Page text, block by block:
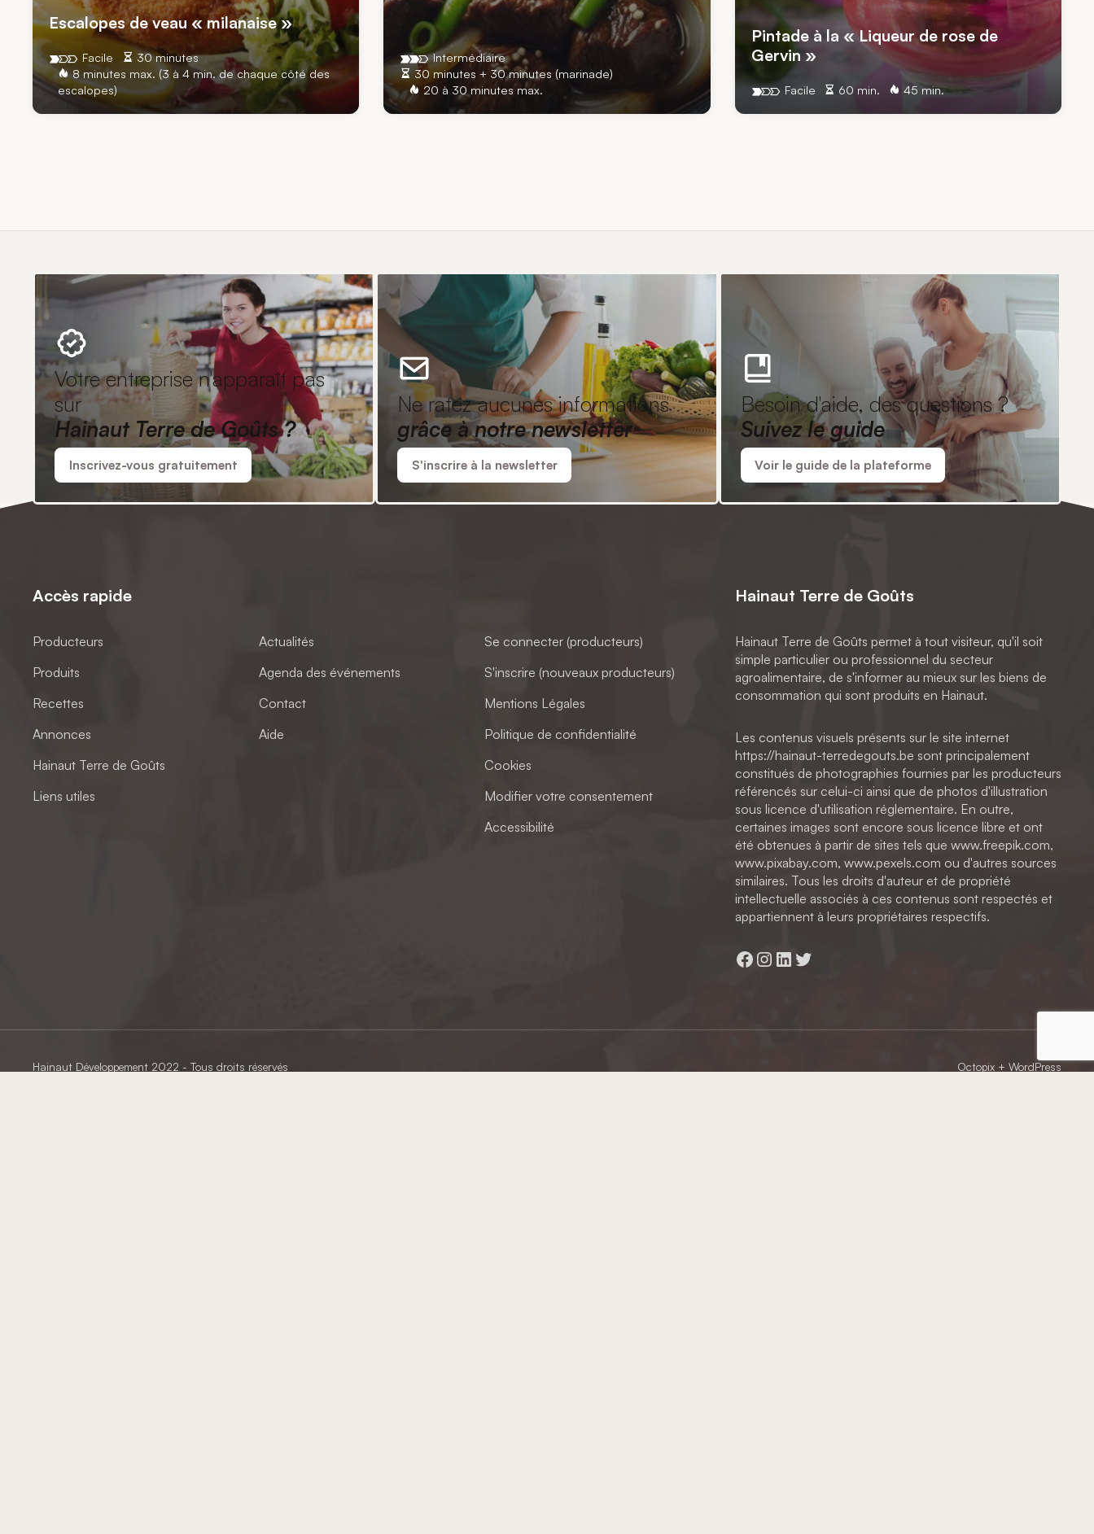
Escalopes de veau « milanaise »
30 minutes
8 minutes max. (3 à 4 min. de chaque côté des
escalopes)
Facile
30 minutes + 30 minutes (marinade)
20 à 30 minutes max.
Intermédiaire
Pintade à la « Liqueur de rose de
Gervin »
60 min. 45 min.
Facile
Votre entreprise n'apparaît pas
sur
Hainaut Terre de Goûts ?
Inscrivez-vous gratuitement
Ne ratez aucunes informations
grâce à notre newsletter
S'inscrire à la newsletter
Besoin d'aide, des questions ?
Suivez le guide
Voir le guide de la plateforme
Accès rapide
Producteurs
Produits
Recettes
Annonces
Hainaut Terre de Goûts
Liens utiles
Actualités
Agenda des événements
Contact
Aide
Se connecter (producteurs)
S'inscrire (nouveaux producteurs)
Mentions Légales
Politique de confidentialité
Cookies
Modifier votre consentement
Accessibilité
Hainaut Terre de Goûts
Hainaut Terre de Goûts permet à tout visiteur, qu'il soit
simple particulier ou professionnel du secteur
agroalimentaire, de s'informer au mieux sur les biens de
consommation qui sont produits en Hainaut.
Les contenus visuels présents sur le site internet
https://hainaut-terredegouts.be sont principalement
constitués de photographies fournies par les producteurs
référencés sur celui-ci ainsi que de photos d'illustration
sous licence d'utilisation réglementaire. En outre,
certaines images sont encore sous licence libre et ont
été obtenues à partir de sites tels que www.freepik.com,
www.pixabay.com, www.pexels.com ou d'autres sources
similaires. Tous les droits d'auteur et de propriété
intellectuelle associés à ces contenus sont respectés et
appartiennent à leurs propriétaires respectifs.
Facebook
Instagram
LinkedIn
Twitter
Hainaut Développement 2022 - Tous droits réservés Octopix+ WordPress